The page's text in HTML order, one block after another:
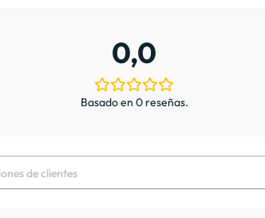
0,0
Basado en 0 reseñas.